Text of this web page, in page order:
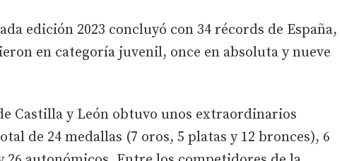
edición 2023 concluyó con 34 récords de España,
en categoría juvenil, once en absoluta y nueve
Castilla y León obtuvo unos extraordinarios
de 24 medallas (7 oros, 5 platas y 12 bronces), 6